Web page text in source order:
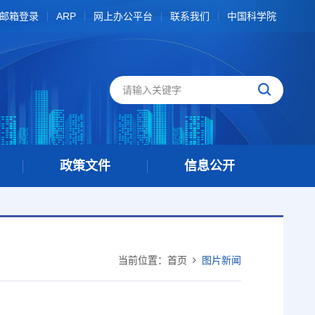
邮箱登录 ARP 网上办公平台 联系我们 中国科学院
政策文件 信息公开
当前位置： 首页 图片新闻